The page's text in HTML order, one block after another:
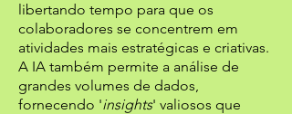
libertando tempo para que os
colaboradores se concentrem em
atividades mais estratégicas e criativas.
A IA também permite a análise de
grandes volumes de dados,
fornecendo 'insights' valiosos que